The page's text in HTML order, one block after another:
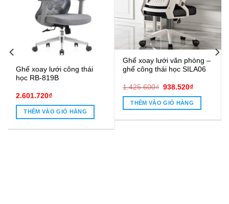
Ghế xoay lưới công thái
học RB-819B
2.601.720₫
THÊM VÀO GIỎ HÀNG
Ghế xoay lưới văn phòng –
ghế công thái học SILA06
1.425.600₫ Giá
là:
1.425.600₫.
938.520₫Giá
tại
là:
THÊM VÀO GIỎ HÀNG